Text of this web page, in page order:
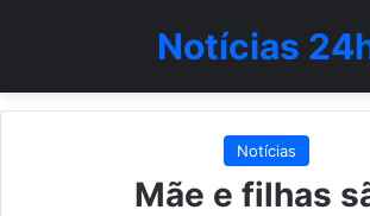
Notícias
Notícias
Mãe e filhas